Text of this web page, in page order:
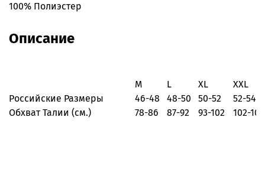
100% Полиэстер
Описание
M L XL
XXL
Российские Размеры
46-48 48-50 50-52
52-54
Обхват Талии (см.)
78-86 87-92 93-102 102-107